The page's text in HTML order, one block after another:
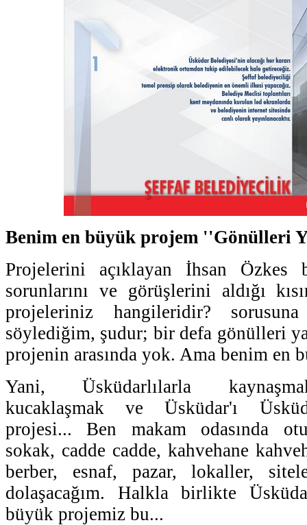
Benim en büyük projem ''Gönülleri
Projelerini açıklayan İhsan Özkes
sorunlarını ve görüşlerini aldığı
projeleriniz hangileridir?
söylediğim, şudur; bir defa gönülleri
projenin arasında yok. Ama benim en
Yani, Üsküdarlılarla
kucaklaşmak ve Üsküdar'ı
projesi... Ben makam odasında
sokak, cadde cadde, kahvehane
berber, esnaf, pazar, lokaller,
dolaşacağım. Halkla birlikte
büyük projemiz bu...